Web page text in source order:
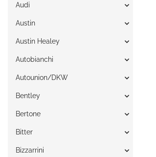
Audi
Austin
Austin Healey
Autobianchi
Autounion/DKW
Bentley
Bertone
Bitter
Bizzarrini